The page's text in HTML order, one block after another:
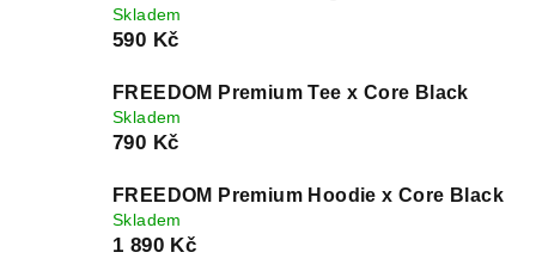
Skladem
590 Kč
FREEDOM Premium Tee x Core Black
Skladem
790 Kč
FREEDOM Premium Hoodie x Core Black
Skladem
1 890 Kč